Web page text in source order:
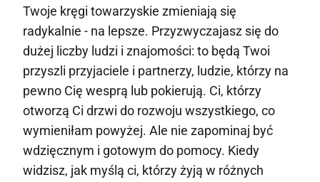
Twoje kręgi towarzyskie zmieniają się
radykalnie - na lepsze. Przyzwyczajasz się do
dużej liczby ludzi i znajomości: to będą Twoi
przyszli przyjaciele i partnerzy, ludzie, którzy na
pewno Cię wesprą lub pokierują. Ci, którzy
otworzą Ci drzwi do rozwoju wszystkiego, co
wymieniłam powyżej. Ale nie zapominaj być
wdzięcznym i gotowym do pomocy. Kiedy
widzisz, jak myślą ci, którzy żyją w różnych